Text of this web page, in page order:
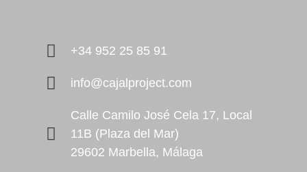
+34 952 25 85 91
info@cajalproject.com
Calle Camilo José Cela 17, Local
11B (Plaza del Mar)
29602 Marbella, Málaga